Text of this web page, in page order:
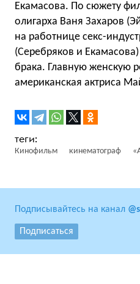
Екамасова. По сюжету
олигарха Ваня Захаров
на работнице секс-
(Серебряков и
брака. Главную женскую
американская актриса
Кинофильм кинематограф
Подписывайтесь на канал
Подписаться